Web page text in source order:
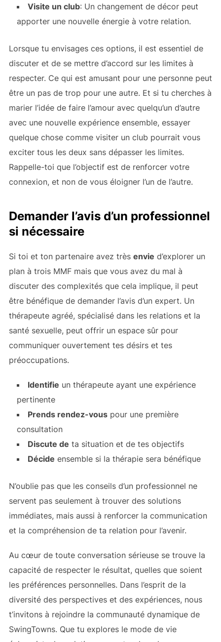
Visite un club: Un changement de décor peut
apporter une nouvelle énergie à votre relation.
Lorsque tu envisages ces options, il est essentiel de
discuter et de se mettre d’accord sur les limites à
respecter. Ce qui est amusant pour une personne peut
être un pas de trop pour une autre. Et si tu cherches à
marier l’idée de faire l’amour avec quelqu’un d’autre
avec une nouvelle expérience ensemble, essayer
quelque chose comme visiter un club pourrait vous
exciter tous les deux sans dépasser les limites.
Rappelle-toi que l’objectif est de renforcer votre
connexion, et non de vous éloigner l’un de l’autre.
Demander l’avis d’un professionnel
si nécessaire
Si toi et ton partenaire avez très envie d’explorer un
plan à trois MMF mais que vous avez du mal à
discuter des complexités que cela implique, il peut
être bénéfique de demander l’avis d’un expert. Un
thérapeute agréé, spécialisé dans les relations et la
santé sexuelle, peut offrir un espace sûr pour
communiquer ouvertement tes désirs et tes
préoccupations.
Identifie un thérapeute ayant une expérience
pertinente
Prends rendez-vouspour une première
consultation
Discute de ta situation et de tes objectifs
Décide ensemble si la thérapie sera bénéfique
N’oublie pas que les conseils d’un professionnel ne
servent pas seulement à trouver des solutions
immédiates, mais aussi à renforcer la communication
et la compréhension de ta relation pour l’avenir.
Au cœur de toute conversation sérieuse se trouve la
capacité de respecter le résultat, quelles que soient
les préférences personnelles. Dans l’esprit de la
diversité des perspectives et des expériences, nous
t’invitons à rejoindre la communauté dynamique de
SwingTowns. Que tu explores le mode de vie